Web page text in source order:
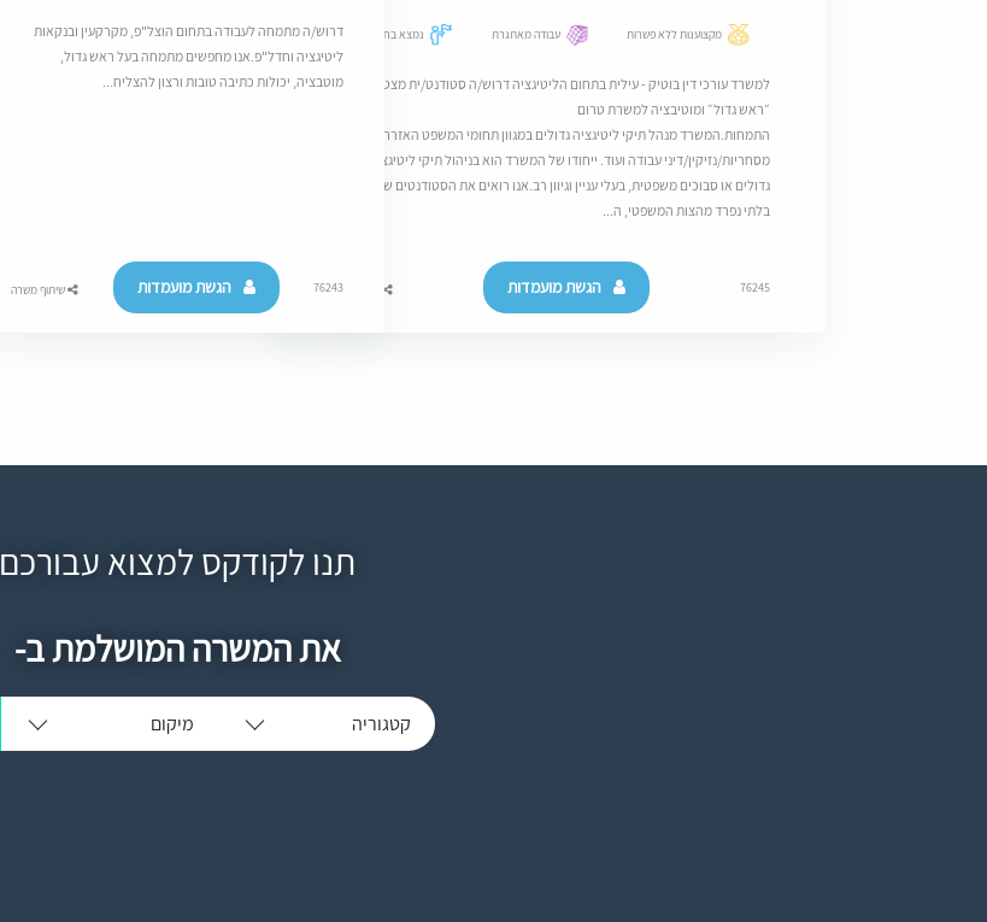
מקצוענות ללא פשרות עבודה מאתגרת נמצא בחוד החנית
למשרד עורכי דין בוטיק - עילית בתחום הליטיגציה דרוש/ה סטודנט/ית מצטיינים בעלי
״ראש גדול״ ומוטיבציה למשרת טרום
התמחות.המשרד מנהל תיקי ליטיגציה גדולים במגוון תחומי המשפט האזרחי מנהלי/תובענות ייצוגית/תביעות
מסחריות/נזיקין/דיני עבודה ועוד. ייחודו של המשרד הוא בניהול תיקי ליטיגציה
גדולים או סבוכים משפטית, בעלי עניין וגיוון רב.אנו רואים את הסטודנטים שלנו כחלק
בלתי נפרד מהצות המשפטי, ה...
76245 הגשת מועמדות שיתוף משרה
דרוש/ה מתמחה לעבודה בתחום הוצל"פ, מקרקעין ובנקאות
ליטיגציה וחדל"פ.אנו מחפשים מתמחה בעל ראש גדול,
מוטבציה, יכולות כתיבה טובות ורצון להצליח...
76243 הגשת מועמדות שיתוף משרה
תנו לקודקס למצוא עבורכם
את המשרה המושלמת ב-
קטגוריה מיקום